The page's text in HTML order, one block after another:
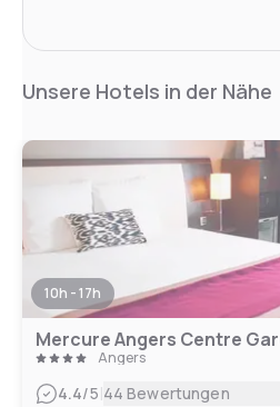
Unsere Hotels in der Nähe
10h - 17h
Mercure Angers Centre
Angers
4.4/5|44 Bewertungen